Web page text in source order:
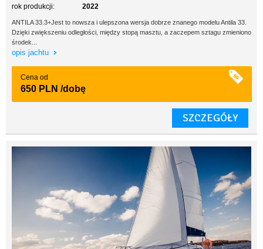
rok produkcji:
2022
ANTILA 33.3+Jest to nowsza i ulepszona wersja dobrze znanego modelu Antila 33.
Dzięki zwiększeniu odległości, między stopą masztu, a zaczepem sztagu zmieniono
środek...
opis jachtu
Cena od
650 PLN /dobę
SZCZEGÓŁY